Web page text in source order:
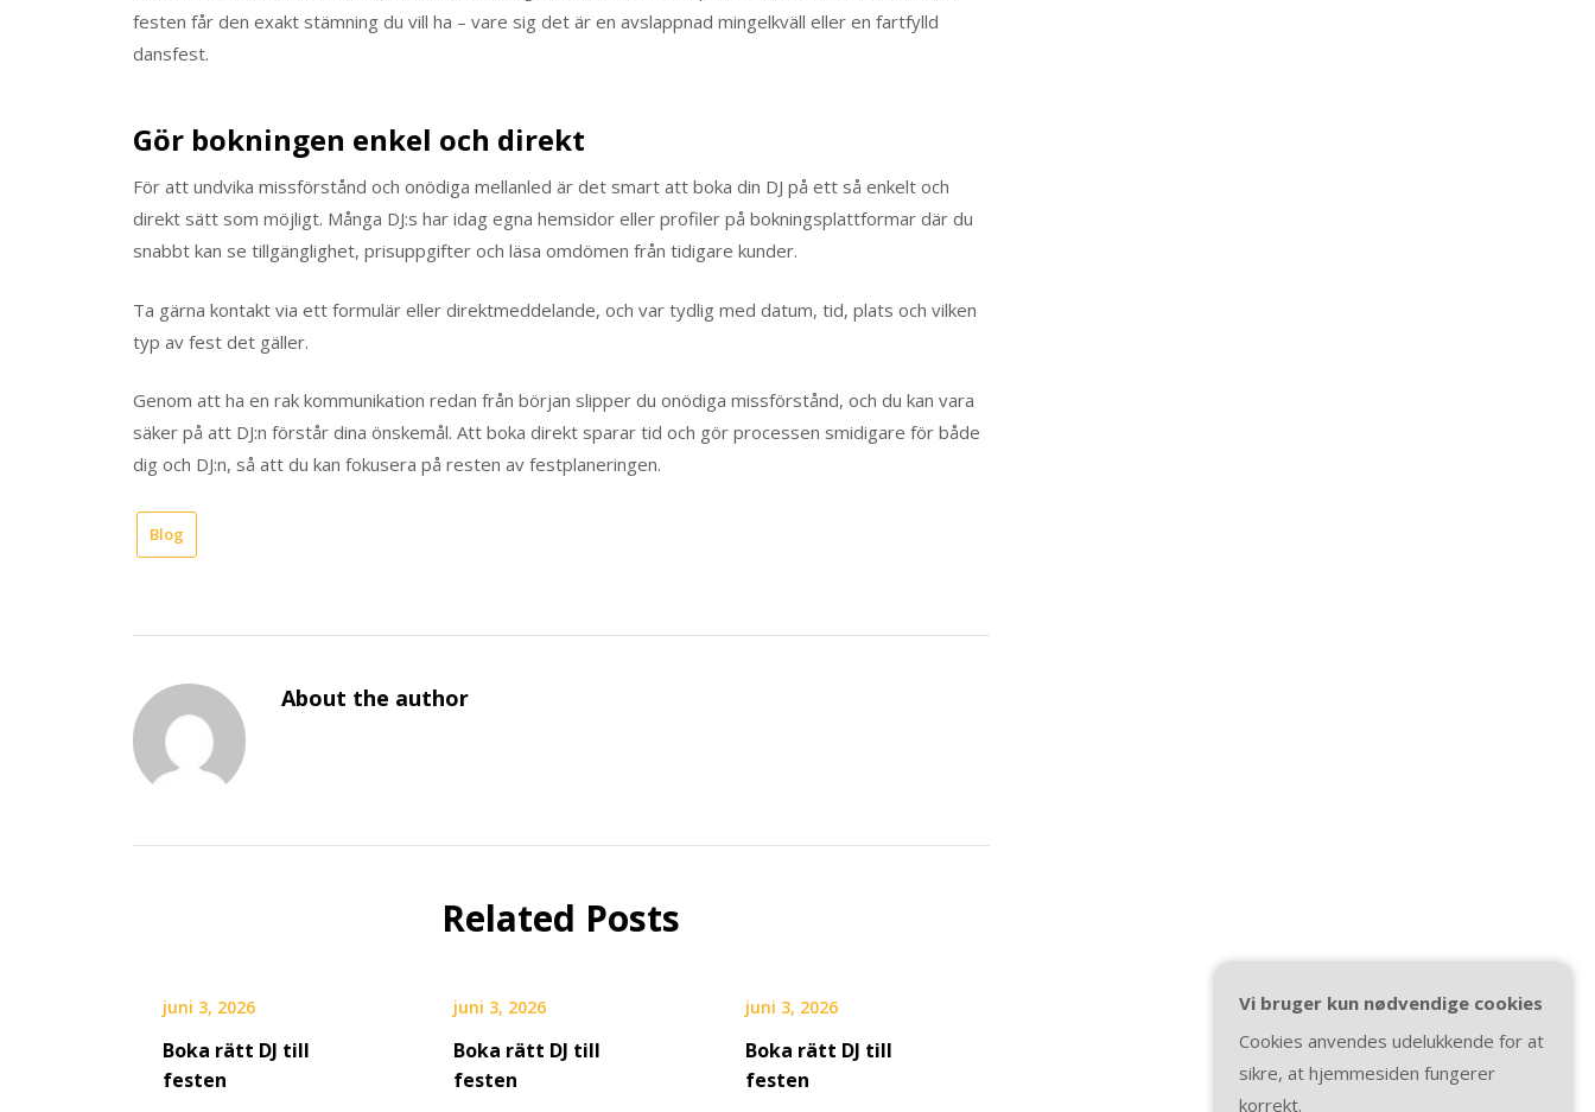
festen får den exakt stämning du vill ha – vare sig det är en avslappnad mingelkväll eller en fartfylld
dansfest.
Gör bokningen enkel och direkt
För att undvika missförstånd och onödiga mellanled är det smart att boka din DJ på ett så enkelt och
direkt sätt som möjligt. Många DJ:s har idag egna hemsidor eller profiler på bokningsplattformar där du
snabbt kan se tillgänglighet, prisuppgifter och läsa omdömen från tidigare kunder.
Ta gärna kontakt via ett formulär eller direktmeddelande, och var tydlig med datum, tid, plats och vilken
typ av fest det gäller.
Genom att ha en rak kommunikation redan från början slipper du onödiga missförstånd, och du kan vara
säker på att DJ:n förstår dina önskemål. Att boka direkt sparar tid och gör processen smidigare för både
dig och DJ:n, så att du kan fokusera på resten av festplaneringen.
Blog
About the author
Related Posts
juni 3, 2026
Boka rätt DJ till
festen
juni 3, 2026
Boka rätt DJ till
festen
juni 3, 2026
Boka rätt DJ till
festen
Vi bruger kun nødvendige cookies
Cookies anvendes udelukkende for at
sikre, at hjemmesiden fungerer
korrekt.